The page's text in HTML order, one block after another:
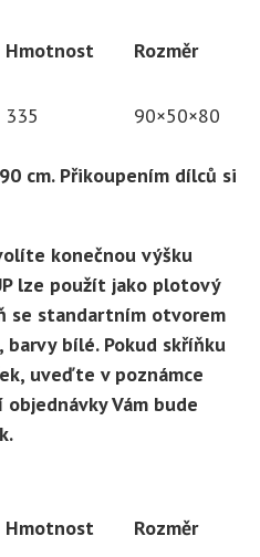
Hmotnost Rozměr
335 90×50×80
cm. Přikoupením dílců si
konečnou výšku
lze použít jako plotový
se standartním otvorem
bílé. Pokud skříňku
uveďte v poznámce
Vám bude
Hmotnost Rozměr